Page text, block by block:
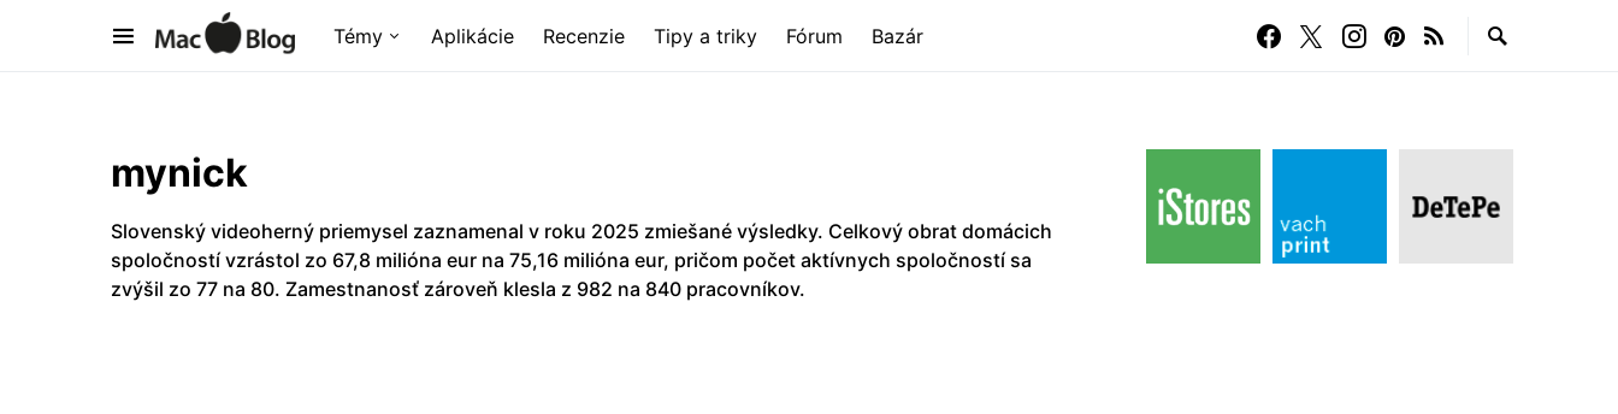
Témy Aplikácie Recenzie Tipy a triky Fórum Bazár
mynick
Slovenský videoherný priemysel zaznamenal v roku 2025 zmiešané výsledky. Celkový obrat domácich
spoločností vzrástol zo 67,8 milióna eur na 75,16 milióna eur, pričom počet aktívnych spoločností sa
zvýšil zo 77 na 80. Zamestnanosť zároveň klesla z 982 na 840 pracovníkov.